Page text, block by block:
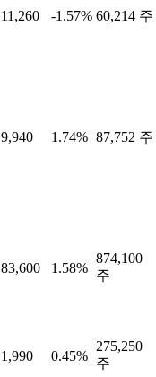
11,260 -1.57% 60,214 주
9,940 1.74% 87,752 주
83,600 1.58%
874,100
주
1,990 0.45%
275,250
주